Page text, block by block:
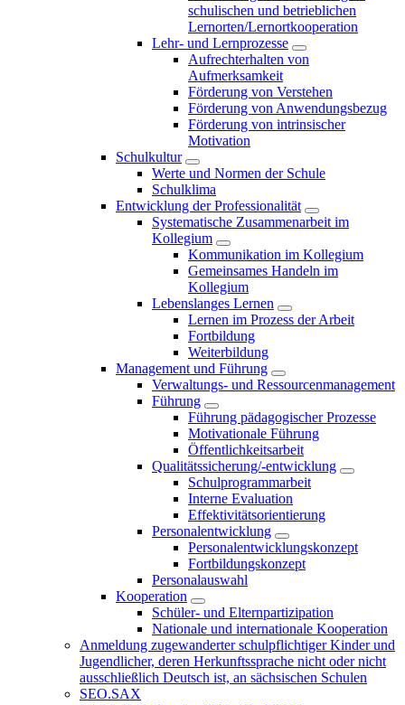
schulischen und betrieblichen
Lernorten/Lernortkooperation
Lehr- und Lernprozesse
Aufrechterhalten von
Aufmerksamkeit
Förderung von Verstehen
Förderung von Anwendungsbezug
Förderung von intrinsischer
Motivation
Schulkultur
Werte und Normen der Schule
Schulklima
Entwicklung der Professionalität
Systematische Zusammenarbeit im
Kollegium
Kommunikation im Kollegium
Gemeinsames Handeln im
Kollegium
Lebenslanges Lernen
Lernen im Prozess der Arbeit
Fortbildung
Weiterbildung
Management und Führung
Verwaltungs- und Ressourcenmanagement
Führung
Führung pädagogischer Prozesse
Motivationale Führung
Öffentlichkeitsarbeit
Qualitätssicherung/-entwicklung
Schulprogrammarbeit
Interne Evaluation
Effektivitätsorientierung
Personalentwicklung
Personalentwicklungskonzept
Fortbildungskonzept
Personalauswahl
Kooperation
Schüler- und Elternpartizipation
Nationale und internationale Kooperation
Anmeldung zugewanderter schulpflichtiger Kinder und
Jugendlicher, deren Herkunftssprache nicht oder nicht
ausschließlich Deutsch ist, an sächsischen Schulen
SEO.SAX